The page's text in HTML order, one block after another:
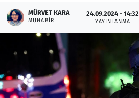
MÜRVET KARA
MUHABIR
24.09.2024 - 14:32
YAYINLANMA
Oyun
Ramazan